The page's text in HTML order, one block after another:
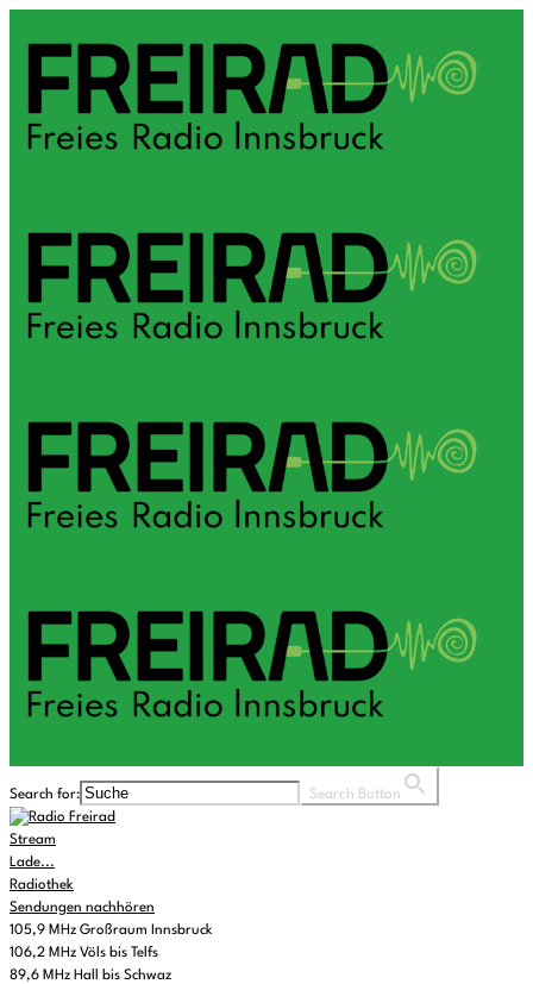
Search for: Search Button
Stream
Lade...
Radiothek
Sendungen nachhören
105,9 MHz Großraum Innsbruck
106,2 MHz Völs bis Telfs
89,6 MHz Hall bis Schwaz